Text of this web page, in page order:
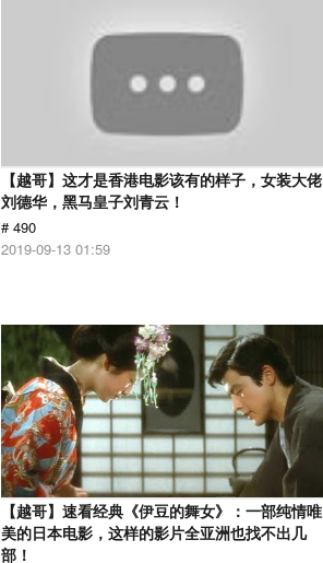
【越哥】这才是香港电影该有的样子，女装大佬
刘德华，黑马皇子刘青云！
# 490
2019-09-13 01:59
【越哥】速看经典《伊豆的舞女》：一部纯情唯
美的日本电影，这样的影片全亚洲也找不出几
部！